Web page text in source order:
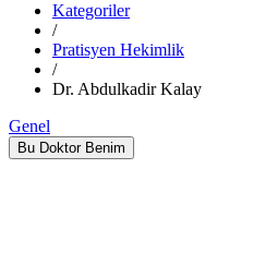
Kategoriler
/
Pratisyen Hekimlik
/
Dr. Abdulkadir Kalay
Genel
Bu Doktor Benim